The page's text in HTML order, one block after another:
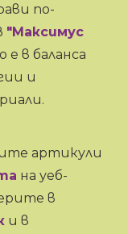
по-
"Максимус
в баланса
и
артикули
на уеб-
в
и в